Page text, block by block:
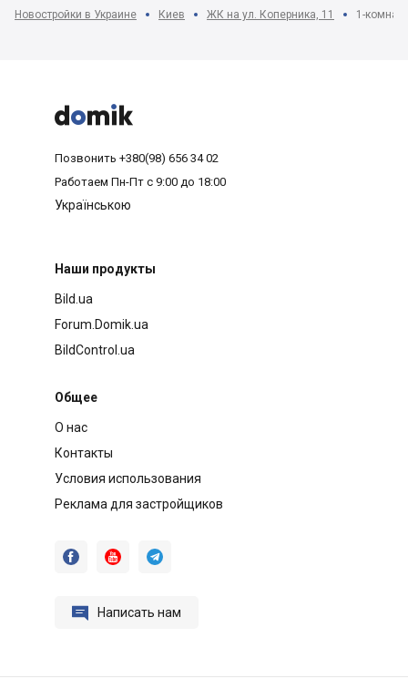
Новостройки в Украине Киев ЖК на ул. Коперника, 11 1-



Позвонить +380(98) 656 34 02
Работаем Пн-Пт с 9:00 до 18:00
Українською
Наши продукты
Bild.ua
Forum.Domik.ua
BildControl.ua
Общее
О нас
Контакты
Условия использования
Реклама для застройщиков
  
 Написать нам